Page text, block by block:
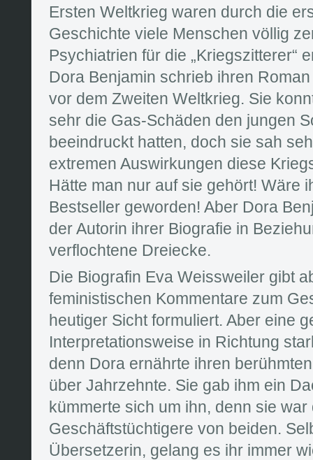
Ersten Weltkrieg waren durch die
Geschichte viele Menschen völlig
Psychiatrien für die „Kriegszitterer“
Dora Benjamin schrieb ihren
vor dem Zweiten Weltkrieg. Sie
sehr die Gas-Schäden den jungen
beeindruckt hatten, doch sie sah
extremen Auswirkungen diese
Hätte man nur auf sie gehört! Wäre
Bestseller geworden! Aber Dora
der Autorin ihrer Biografie in
verflochtene Dreiecke.
Die Biografin Eva Weissweiler gibt
feministischen Kommentare zum
heutiger Sicht formuliert. Aber eine
Interpretationsweise in Richtung
denn Dora ernährte ihren
über Jahrzehnte. Sie gab ihm ein
kümmerte sich um ihn, denn sie war
Geschäftstüchtigere von beiden.
Übersetzerin, gelang es ihr immer